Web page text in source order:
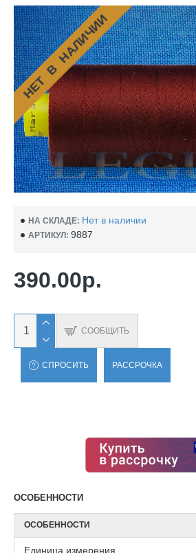
НЕТ В НАЛИЧИИ
НА СКЛАДЕ: Нет в наличии
АРТИКУЛ: 9887
390.00р.
СООБЩИТЬ
СПРОСИТЬ РАССРОЧКА
ОСОБЕННОСТИ
ОСОБЕННОСТИ
Единица измерения